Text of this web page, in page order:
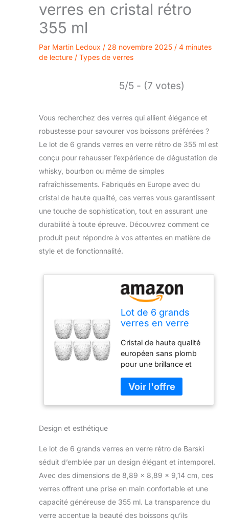
verres en cristal rétro
355 ml
Par Martin Ledoux / 28 novembre 2025 / 4 minutes
de lecture / Types de verres
5/5 - (7 votes)
Vous recherchez des verres qui allient élégance et
robustesse pour savourer vos boissons préférées ?
Le lot de 6 grands verres en verre rétro de 355 ml est
conçu pour rehausser l’expérience de dégustation de
whisky, bourbon ou même de simples
rafraîchissements. Fabriqués en Europe avec du
cristal de haute qualité, ces verres vous garantissent
une touche de sophistication, tout en assurant une
durabilité à toute épreuve. Découvrez comment ce
produit peut répondre à vos attentes en matière de
style et de fonctionnalité.
Lot de 6 grands
verres en verre
bourbon, eau,
boissons, 355 ml,
cristal, fabriqués
en Europe
Cristal de haute qualité
européen sans plomb
pour une brillance et
Design artistique pour
se coordonner joliment
avec n'importe quelle
pour plus de confort.
C'est un cadeau parfait
(dans une jolie boîte
cadeau) ou pour un
usage personnel.
Design et esthétique
Le lot de 6 grands verres en verre rétro de Barski
séduit d’emblée par un design élégant et intemporel.
Avec des dimensions de 8,89 x 8,89 x 9,14 cm, ces
verres offrent une prise en main confortable et une
capacité généreuse de 355 ml. La transparence du
verre accentue la beauté des boissons qu’ils